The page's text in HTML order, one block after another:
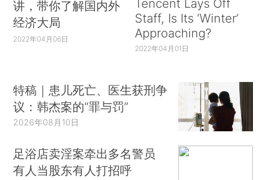
讲，带你了解国内外
经济大局
2022年04月06日
Tencent Lays Off
Staff, Is Its ‘Winter’
Approaching?
2022年04月01日
特稿｜患儿死亡、医生获刑争
议：韩杰案的“罪与罚”
2026年08月10日
足浴店卖淫案牵出多名警员
有人当股东有人打招呼